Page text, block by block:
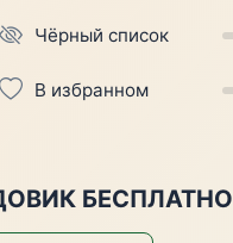
Чёрный список
В избранном
БЕСПЛАТНО